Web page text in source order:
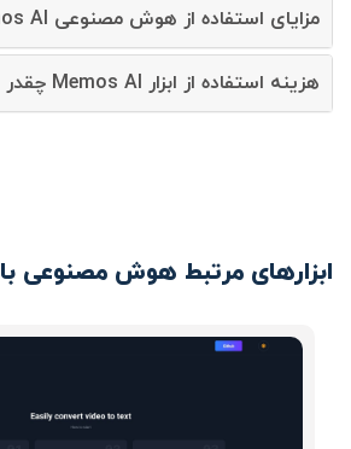
مزایای استفاده از هوش مصنوعی Memos AI چیست؟
هزینه استفاده از ابزار Memos AI چقدر است؟
ابزارهای مرتبط هوش مصنوعی با Memos AI